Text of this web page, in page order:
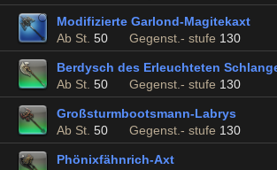
Modifizierte Garlond-Magitekaxt
Ab St. 50 Gegenst.- stufe 130
Berdysch des Erleuchteten
Ab St. 50 Gegenst.- stufe 130
Großsturmbootsmann-Labrys
Ab St. 50 Gegenst.- stufe 130
Phönixfähnrich-Axt